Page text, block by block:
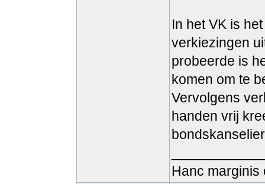
In het VK is
verkiezingen
probeerde is
komen om te
Vervolgens
handen vrij
Hanc marginis